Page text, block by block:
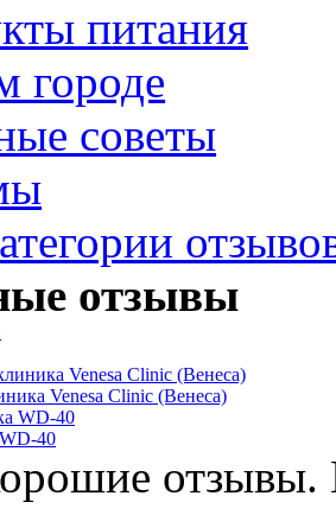
питания
городе
советы
отзывы
Venesa Clinic (Венеса)
40
отзывы.